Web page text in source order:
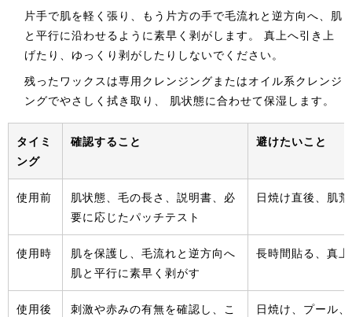
片手で肌を軽く張り、もう片方の手で毛流れと逆方向へ、肌
と平行に沿わせるように素早く剥がします。 真上へ引き上
げたり、ゆっくり剥がしたりしないでください。
残ったワックスは専用クレンジングまたはオイル系クレンジ
ングでやさしく拭き取り、 肌状態に合わせて保湿します。
タイミ
ング
確認すること 避けたいこと
使用前
肌状態、毛の長さ、説明書、必
要に応じたパッチテスト
日焼け直後、肌
使用時
肌を保護し、毛流れと逆方向へ
肌と平行に素早く剥がす
長時間貼る、真
使用後
刺激や赤みの有無を確認し、こ
日焼け、プール